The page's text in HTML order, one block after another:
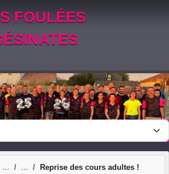
FOULÉES
Reprise des cours adultes !
cookies